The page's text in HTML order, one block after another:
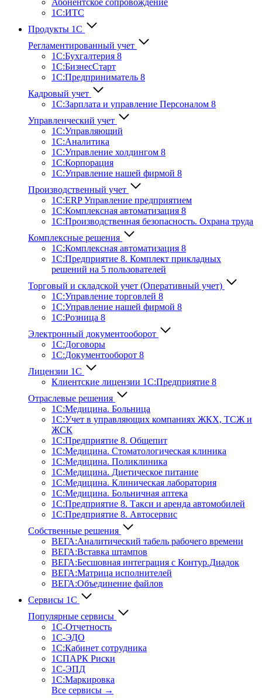
Абонентское сопровождение
1С:ИТС
Продукты 1С
Регламентированный учет
1C:Бухгалтерия 8
1С:БизнесСтарт
1C:Предприниматель 8
Кадровый учет
1С:Зарплата и управление Персона­лом 8
Управленческий учет
1С:Управляющий
1С:Аналитика
1С:Управление холдингом 8
1С:Корпорация
1С:Управление нашей фирмой 8
Производственный учет
1С:ERP Управление предприятием
1С:Комплексная автоматизация 8
1С:Производственная безопасность. Охрана труда
Комплексные решения
1С:Комплексная автоматизация 8
1С:Предприятие 8. Комплект прикладных
решений на 5 пользователей
Торговый и складской учет (Оперативный учет)
1С:Управление торговлей 8
1С:Управление нашей фирмой 8
1С:Розница 8
Электронный документооборот
1С:Договоры
1С:Документооборот 8
Лицензии 1С
Клиентские лицензии 1С:Предприятие 8
Отраслевые решения
1С:Медицина. Больница
1C:Учет в управляющих компаниях ЖКХ, ТСЖ и
ЖСК
1С:Предприятие 8. Общепит
1С:Медицина. Стоматологическая клиника
1С:Медицина. Поликлиника
1С:Медицина. Диетическое питание
1С:Медицина. Клиническая лаборатория
1С:Медицина. Больничная аптека
1С:Предприятие 8. Такси и аренда автомобилей
1С:Предприятие 8. Автосервис
Собственные решения
ВЕГА:Аналитичес­кий табель рабочего времени
ВЕГА:Вставка штампов
ВЕГА:Бесшовная интеграция с Контур.Диадок
ВЕГА:Матрица исполнителей
ВЕГА:Объединение файлов
Сервисы 1С
Популярные сервисы
1С-Отчет­ность
1С-ЭДО
1С:Кабинет сотрудника
1СПАРК Риски
1С-ЭПД
1С:Маркировка
Все сервисы →